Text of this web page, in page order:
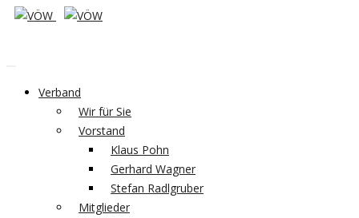
Verband
Wir für Sie
Vorstand
Klaus Pohn
Gerhard Wagner
Stefan Radlgruber
Mitglieder